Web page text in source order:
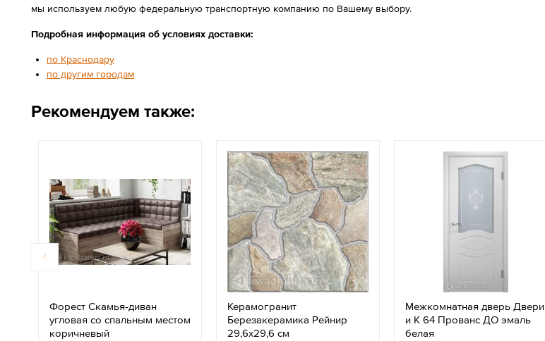
мы используем любую федеральную транспортную компанию по Вашему выбору.
Подробная информация об условиях доставки:
по Краснодару
по другим городам
Рекомендуем также:
Форест Скамья-диван
угловая со спальным местом
коричневый
Керамогранит
Березакерамика Рейнир
29,6х29,6 см
Межкомнатная дверь Двери
и К 64 Прованс ДО эмаль
белая